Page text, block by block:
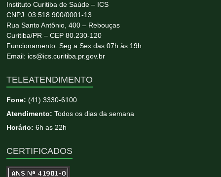
Instituto Curitiba de Saúde – ICS
CNPJ: 03.518.900/0001-13
Rua Santo Antônio, 400 – Rebouças
Curitiba/PR – CEP 80.230-120
Funcionamento: Seg a Sex das 07h às 19h
Email: ics@ics.curitiba.pr.gov.br
TELEATENDIMENTO
Fone:(41) 3330-6100
Atendimento: Todos os dias da semana
Horário: 6h as 22h
CERTIFICADOS